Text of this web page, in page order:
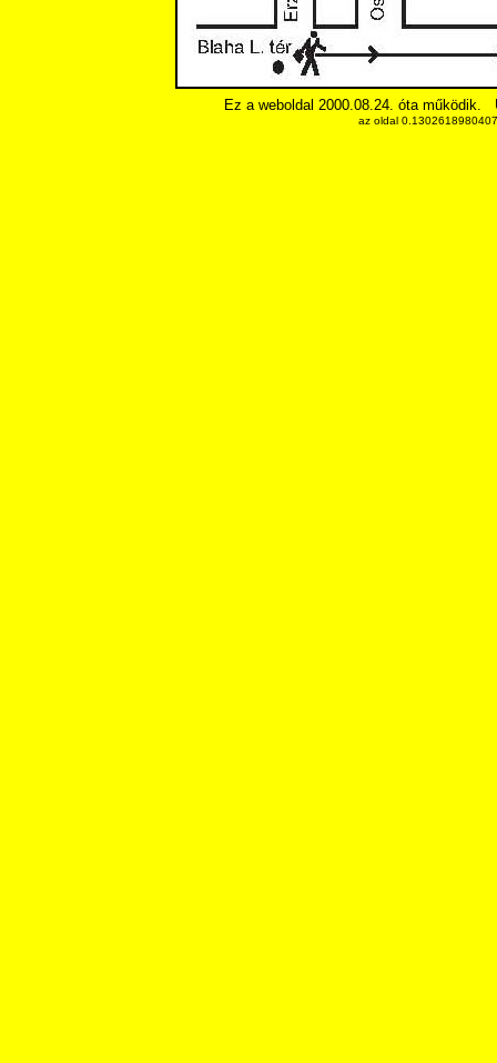
Ez a weboldal 2000.08.24. óta működik.
az oldal